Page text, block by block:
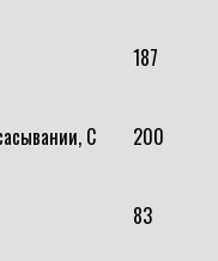
187
С 200
83